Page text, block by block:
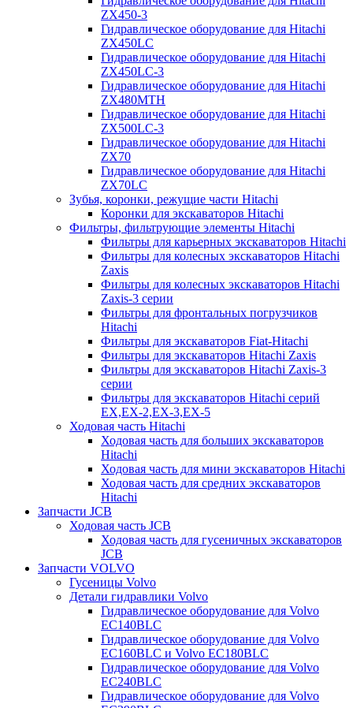
ZX450-3
Гидравлическое оборудование для Hitachi
ZX450LC
Гидравлическое оборудование для Hitachi
ZX450LC-3
Гидравлическое оборудование для Hitachi
ZX480MTH
Гидравлическое оборудование для Hitachi
ZX500LC-3
Гидравлическое оборудование для Hitachi
ZX70
Гидравлическое оборудование для Hitachi
ZX70LC
Зубья, коронки, режущие части Hitachi
Коронки для экскаваторов Hitachi
Фильтры, фильтрующие элементы Hitachi
Фильтры для карьерных экскаваторов Hitachi
Фильтры для колесных экскаваторов Hitachi
Zaxis
Фильтры для колесных экскаваторов Hitachi
Zaxis-3 серии
Фильтры для фронтальных погрузчиков
Hitachi
Фильтры для экскаваторов Fiat-Hitachi
Фильтры для экскаваторов Hitachi Zaxis
Фильтры для экскаваторов Hitachi Zaxis-3
серии
Фильтры для экскаваторов Hitachi серий
EX,EX-2,EX-3,EX-5
Ходовая часть Hitachi
Ходовая часть для больших экскаваторов
Hitachi
Ходовая часть для мини экскаваторов Hitachi
Ходовая часть для средних экскаваторов
Hitachi
Запчасти JCB
Ходовая часть JCB
Ходовая часть для гусеничных экскаваторов
JCB
Запчасти VOLVO
Гусеницы Volvo
Детали гидравлики Volvo
Гидравлическое оборудование для Volvo
EC140BLC
Гидравлическое оборудование для Volvo
EC160BLC и Volvo EC180BLC
Гидравлическое оборудование для Volvo
EC240BLC
Гидравлическое оборудование для Volvo